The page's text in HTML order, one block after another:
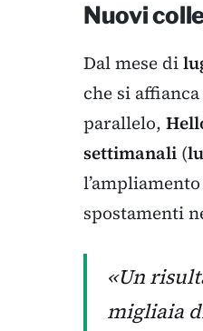
Nuovi
Dal mese di
che si
parallelo,
settimanali (
spostamenti
«Un
migliaia